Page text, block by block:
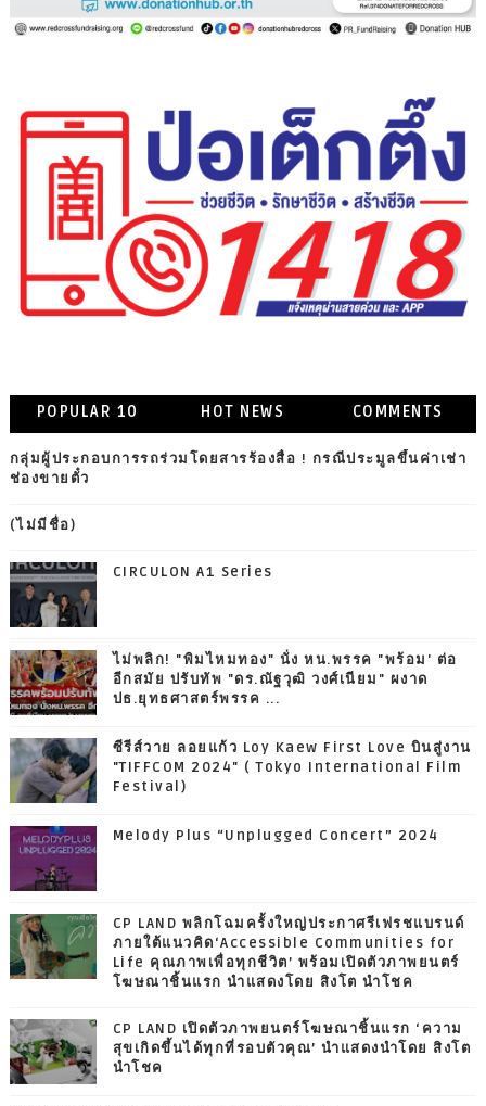
POPULAR 10 HOT NEWS COMMENTS
กลุ่มผู้ประกอบการรถร่วมโดยสารร้องสื่อ ! กรณีประมูลขึ้นค่าเช่า
ช่องขายตั๋ว
(ไม่มีชื่อ)
CIRCULON A1 Series
ไม่พลิก! "พิมไหมทอง" นั่ง หน.พรรค "พร้อม' ต่อ
อีกสมัย ปรับทัพ "ดร.ณัฐวุฒิ วงศ์เนียม" ผงาด
ปธ.ยุทธศาสตร์พรรค ...
ซีรีส์วาย ลอยแก้ว Loy Kaew First Love บินสู่งาน
"TIFFCOM 2024" ( Tokyo International Film
Festival)
Melody Plus “Unplugged Concert” 2024
CP LAND พลิกโฉมครั้งใหญ่ประกาศรีเฟรชแบรนด์
ภายใต้แนวคิด‘Accessible Communities for
Life คุณภาพเพื่อทุกชีวิต’ พร้อมเปิดตัวภาพยนตร์
โฆษณาชิ้นแรก นำแสดงโดย สิงโต นำโชค
CP LAND เปิดตัวภาพยนตร์โฆษณาชิ้นแรก ‘ความ
สุขเกิดขึ้นได้ทุกที่รอบตัวคุณ’ นำแสดงนำโดย สิงโต
นำโชค